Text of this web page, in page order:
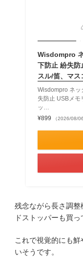
Wisdompro
下防止 紛失防
スル/笛、マ
Wisdompro ネッ
失防止 USBメモ
ッ…
¥899
（2026/08/
残念ながら長さ調
ドストッパーも買っ
これで視覚的にも
いそうです。